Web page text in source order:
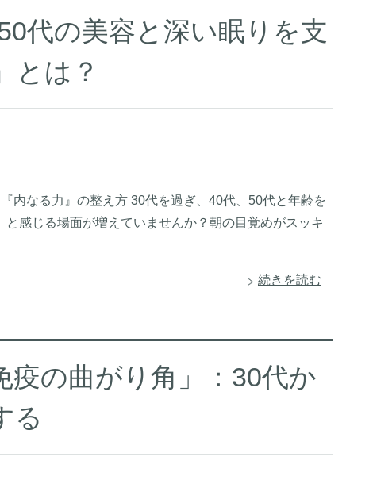
代の美容と深い眠りを支
とは？
内なる力』の整え方 30代を過ぎ、40代、50代と年齢を
感じる場面が増えていませんか？朝の目覚めがスッキ
続きを読む
疫の曲がり角」：30代か
る